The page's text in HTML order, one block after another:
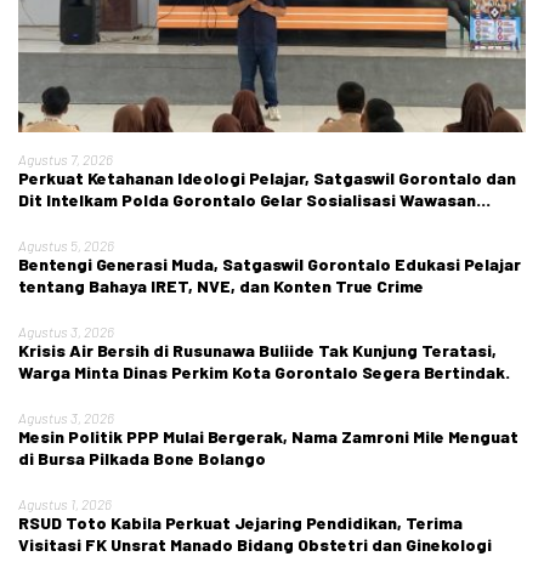
Agustus 7, 2026
Perkuat Ketahanan Ideologi Pelajar, Satgaswil Gorontalo dan
Dit Intelkam Polda Gorontalo Gelar Sosialisasi Wawasan
Agustus 5, 2026
Bentengi Generasi Muda, Satgaswil Gorontalo Edukasi Pelajar
tentang Bahaya IRET, NVE, dan Konten True Crime
Agustus 3, 2026
Krisis Air Bersih di Rusunawa Buliide Tak Kunjung Teratasi,
Warga Minta Dinas Perkim Kota Gorontalo Segera Bertindak.
Agustus 3, 2026
Mesin Politik PPP Mulai Bergerak, Nama Zamroni Mile Menguat
di Bursa Pilkada Bone Bolango
Agustus 1, 2026
RSUD Toto Kabila Perkuat Jejaring Pendidikan, Terima
Visitasi FK Unsrat Manado Bidang Obstetri dan Ginekologi